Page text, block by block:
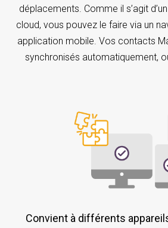
déplacements. Comme il s’agit
cloud, vous pouvez le faire via un
application mobile. Vos contacts
synchronisés automatiquement,
Convient à différents